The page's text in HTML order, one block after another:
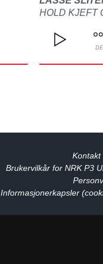
HOLD KJEFT
Kontakt
Brukervilkår for NRK P3
Informasjonerkapsler